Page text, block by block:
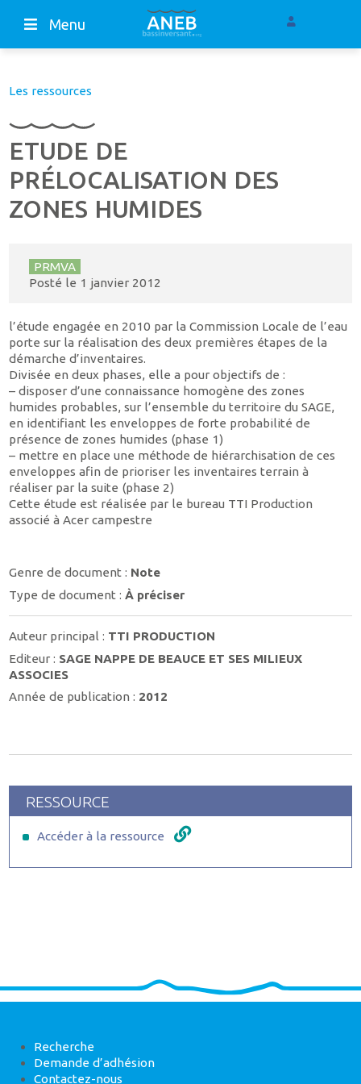
Menu
Les ressources
ETUDE DE
PRÉLOCALISATION DES
ZONES HUMIDES
PRMVA
Posté le 1 janvier 2012
l’étude engagée en 2010 par la Commission Locale de l’eau
porte sur la réalisation des deux premières étapes de la
démarche d’inventaires.
Divisée en deux phases, elle a pour objectifs de :
– disposer d’une connaissance homogène des zones
humides probables, sur l’ensemble du territoire du SAGE,
en identifiant les enveloppes de forte probabilité de
présence de zones humides (phase 1)
– mettre en place une méthode de hiérarchisation de ces
enveloppes afin de prioriser les inventaires terrain à
réaliser par la suite (phase 2)
Cette étude est réalisée par le bureau TTI Production
associé à Acer campestre
Genre de document : Note
Type de document :À préciser
Auteur principal : TTI PRODUCTION
Editeur : SAGE NAPPE DE BEAUCE ET SES MILIEUX
ASSOCIES
Année de publication : 2012
RESSOURCE
Accéder à la ressource
Recherche
Demande d’adhésion
Contactez-nous